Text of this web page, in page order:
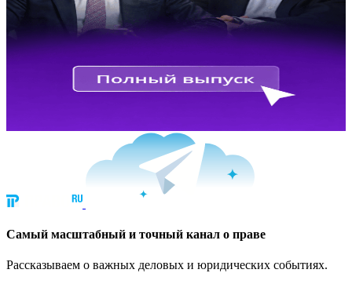
Cамый масштабный и точный канал о праве
Рассказываем о важных деловых и юридических событиях.